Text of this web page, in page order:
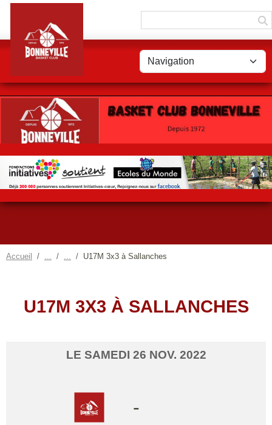
Accueil U17M 3x3 à Sallanches
U17M 3X3 À SALLANCHES
LE SAMEDI 26 NOV. 2022
-